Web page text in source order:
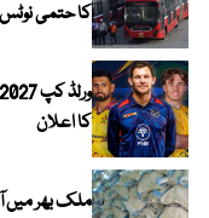
کا حتمی نوٹس
کا اعلان
ملک بھر میں